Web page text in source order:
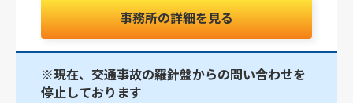
事務所の詳細を見る
※現在、交通事故の羅針盤からの問い合わせを
停止しております